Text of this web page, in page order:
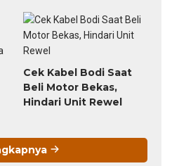
Cek Kabel Bodi Saat
Beli Motor Bekas,
Hindari Unit Rewel